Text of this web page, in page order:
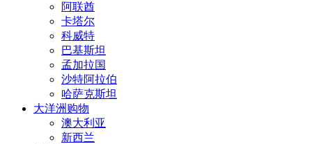
阿联酋
卡塔尔
科威特
巴基斯坦
孟加拉国
沙特阿拉伯
哈萨克斯坦
大洋洲购物
澳大利亚
新西兰